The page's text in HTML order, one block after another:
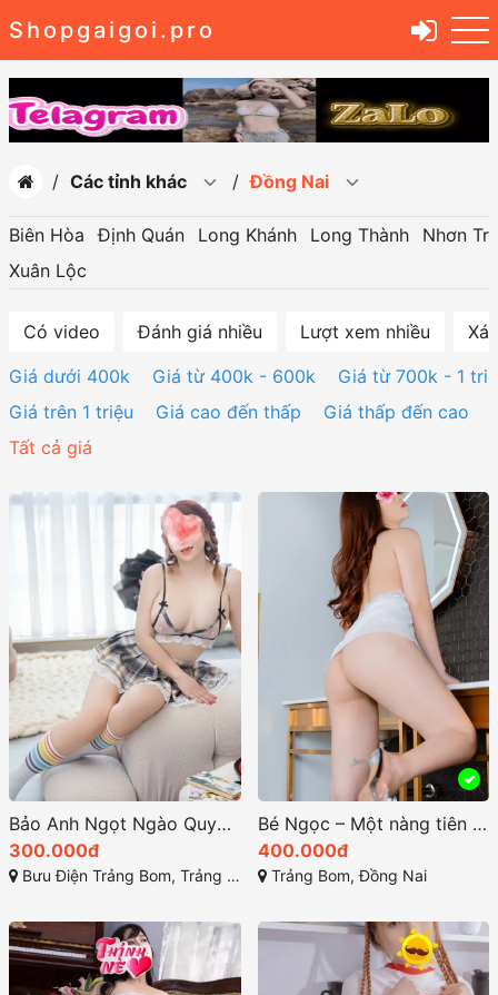
Shopgaigoi.pro
Các tỉnh khác Đồng Nai
Biên Hòa Định Quán Long Khánh Long Thành
Nhơn
Xuân Lộc
Có video Đánh giá nhiều Lượt xem nhiều
Giá dưới 400k
Giá từ 400k - 600k
Giá từ 700k - 1
Giá trên 1 triệu
Giá cao đến thấp
Giá thấp đến cao
Tất cả giá
Bảo Anh Ngọt Ngào Quyến Rũ
300.000đ
Bưu Điện Trảng Bom, Trảng Bom, Đồng Nai
Bé Ngọc – Một nàng tiên xinh đẹp và dễ thương
400.000đ
Trảng Bom, Đồng Nai